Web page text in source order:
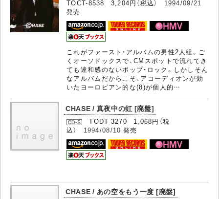
TOCT-8538 3,204円（税込） 1994/09/21
発売
これがファースト・アルバムの男性2人組。ご
くオーソドックスで、CMスポットで流れてき
ても違和感のないポップ・ロック。しかしそん
なアルバムだからこそ、アコーディオンが効
いたヨーロピアン的な(8)が個人的…
CHASE / 真夜中の虹 [廃盤]
TODT-3270 1,068円（税
込） 1994/08/10 発売
CHASE / あの空をもう一度 [廃盤]